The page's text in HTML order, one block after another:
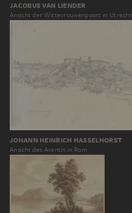
JACOBUS VAN LIENDER
Ansicht der Wittevrouwenpoort in Utrecht
JOHANN HEINRICH HASSELHORST
Ansicht des Aventin in Rom